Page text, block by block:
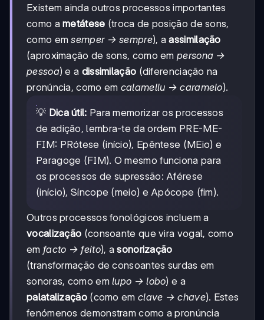
Existem ainda outros processos importantes
como ametátese (troca de posição de sons,
como emsemper → sempre), aassimilação
(aproximação de sons, como empersona →
pessoa) e a dissimilação (diferenciação na
pronúncia, como em calamellu → caramelo).
💡 Dica útil: Para memorizar os processos
de adição, lembra-te da ordem PRE-ME-
FIM: PRótese (início), Epêntese (MEio) e
Paragoge (FIM). O mesmo funciona para
os processos de supressão: Aférese
(início), Síncope (meio) e Apócope (fim).
Outros processos fonológicos incluem a
vocalização (consoante que vira vogal, como
em facto → feito), asonorização
(transformação de consoantes surdas em
sonoras, como emlupo → lobo) e a
palatalização(como em clave → chave). Estes
fenómenos demonstram como a pronúncia